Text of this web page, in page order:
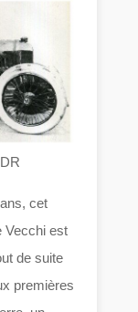
cet
Vecchi est
de suite
premières